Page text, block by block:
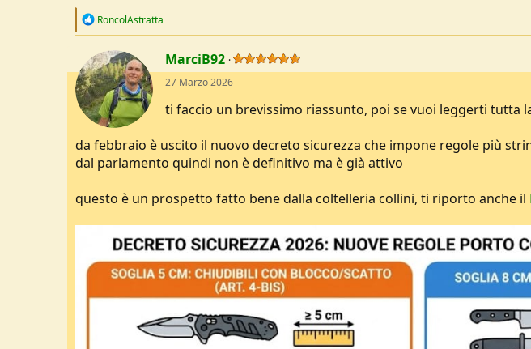
R
c
t
i
o
n
s
RoncolAstratta
MarciB92
27 Marzo 2026
ti faccio un brevissimo riassunto, poi se vuoi leggerti tutta
da febbraio è uscito il nuovo decreto sicurezza che impone regole più
dal parlamento quindi non è definitivo ma è già attivo
questo è un prospetto fatto bene dalla coltelleria collini, ti riporto anche il